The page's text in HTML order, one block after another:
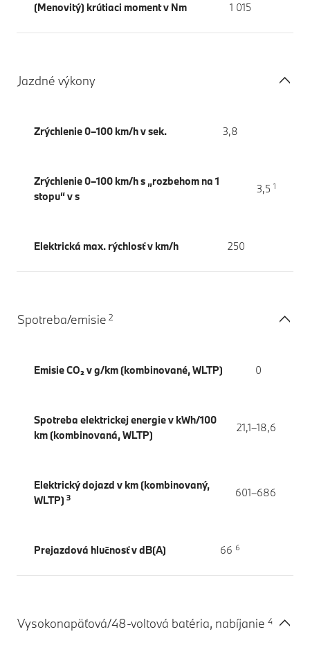
(Menovitý) krútiaci moment v Nm 1 015
Jazdné výkony
Zrýchlenie 0–100 km/h v sek. 3,8
Zrýchlenie 0–100 km/h s „rozbehom na 1
stopu“ v s
3,5 1
Elektrická max. rýchlosť v km/h 250
Spotreba/emisie 2
Emisie CO₂ v g/km (kombinované, WLTP) 0
Spotreba elektrickej energie v kWh/100
km (kombinovaná, WLTP)
21,1–18,6
Elektrický dojazd v km (kombinovaný,
WLTP) 3 601–686
Prejazdová hlučnosť v dB(A) 66 6
Vysokonapäťová/48-voltová batéria, nabíjanie 4